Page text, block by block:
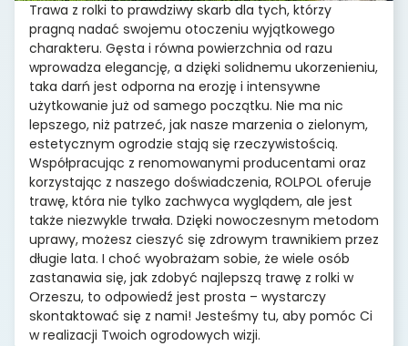
Trawa z rolki to prawdziwy skarb dla tych, którzy
pragną nadać swojemu otoczeniu wyjątkowego
charakteru. Gęsta i równa powierzchnia od razu
wprowadza elegancję, a dzięki solidnemu ukorzenieniu,
taka darń jest odporna na erozję i intensywne
użytkowanie już od samego początku. Nie ma nic
lepszego, niż patrzeć, jak nasze marzenia o zielonym,
estetycznym ogrodzie stają się rzeczywistością.
Współpracując z renomowanymi producentami oraz
korzystając z naszego doświadczenia, ROLPOL oferuje
trawę, która nie tylko zachwyca wyglądem, ale jest
także niezwykle trwała. Dzięki nowoczesnym metodom
uprawy, możesz cieszyć się zdrowym trawnikiem przez
długie lata. I choć wyobrażam sobie, że wiele osób
zastanawia się, jak zdobyć najlepszą trawę z rolki w
Orzeszu, to odpowiedź jest prosta – wystarczy
skontaktować się z nami! Jesteśmy tu, aby pomóc Ci
w realizacji Twoich ogrodowych wizji.